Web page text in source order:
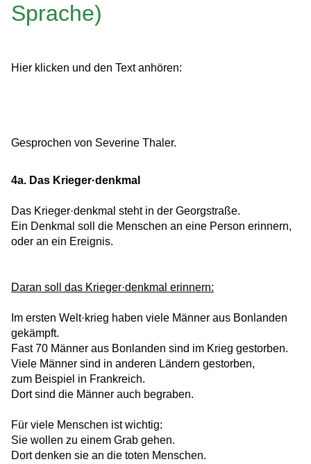
Sprache)
Hier klicken und den Text anhören:
Gesprochen von Severine Thaler.
4a. Das Krieger·denkmal
Das Krieger·denkmal steht in der Georgstraße.
Ein Denkmal soll die Menschen an eine Person erinnern,
oder an ein Ereignis.
Daran soll das Krieger·denkmal erinnern:
Im ersten Welt·krieg haben viele Männer aus Bonlanden
gekämpft.
Fast 70 Männer aus Bonlanden sind im Krieg gestorben.
Viele Männer sind in anderen Ländern gestorben,
zum Beispiel in Frankreich.
Dort sind die Männer auch begraben.
Für viele Menschen ist wichtig:
Sie wollen zu einem Grab gehen.
Dort denken sie an die toten Menschen.